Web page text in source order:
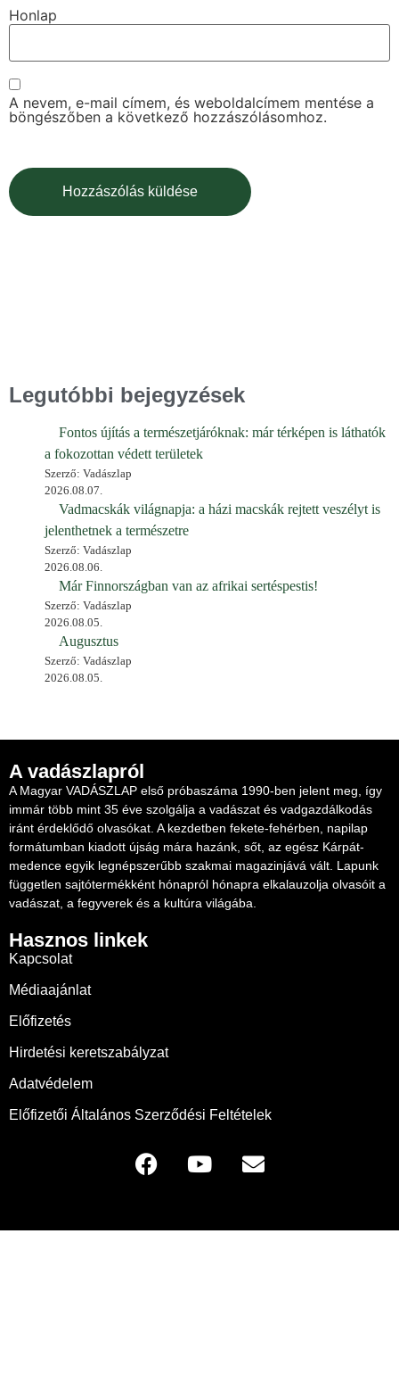
Honlap
A nevem, e-mail címem, és weboldalcímem mentése a
böngészőben a következő hozzászólásomhoz.
Legutóbbi bejegyzések
Fontos újítás a természetjáróknak: már térképen is láthatók
a fokozottan védett területek
Szerző: Vadászlap
2026.08.07.
Vadmacskák világnapja: a házi macskák rejtett veszélyt is
jelenthetnek a természetre
Szerző: Vadászlap
2026.08.06.
Már Finnországban van az afrikai sertéspestis!
Szerző: Vadászlap
2026.08.05.
Augusztus
Szerző: Vadászlap
2026.08.05.
A vadászlapról
A Magyar VADÁSZLAP első próbaszáma 1990-ben jelent meg, így
immár több mint 35 éve szolgálja a vadászat és vadgazdálkodás
iránt érdeklődő olvasókat. A kezdetben fekete-fehérben, napilap
formátumban kiadott újság mára hazánk, sőt, az egész Kárpát-
medence egyik legnépszerűbb szakmai magazinjává vált. Lapunk
független sajtótermékként hónapról hónapra elkalauzolja olvasóit a
vadászat, a fegyverek és a kultúra világába.
Hasznos linkek
Kapcsolat
Médiaajánlat
Előfizetés
Hirdetési keretszabályzat
Adatvédelem
Előfizetői Általános Szerződési Feltételek